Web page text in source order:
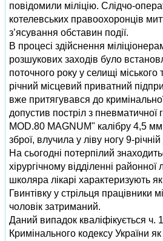
повідомили міліцію. Слідчо-
котелевських правоохоронців
з’ясування обставин події.
В процесі здійснення
розшукових заходів було
поточного року у селищі
річний місцевий приватний
вже притягувався до
допустив постріл з пневматичної
MOD.80 MAGNUM" калібру 4,5
зброї, влучила у ліву ногу 9-річній
На сьогодні потерпілий
хірургічному відділенні районної
школяра лікарі характеризують
Гвинтівку у стрільця працівники
чоловік затриманий.
Даний випадок кваліфікується ч.
Кримінального кодексу України як